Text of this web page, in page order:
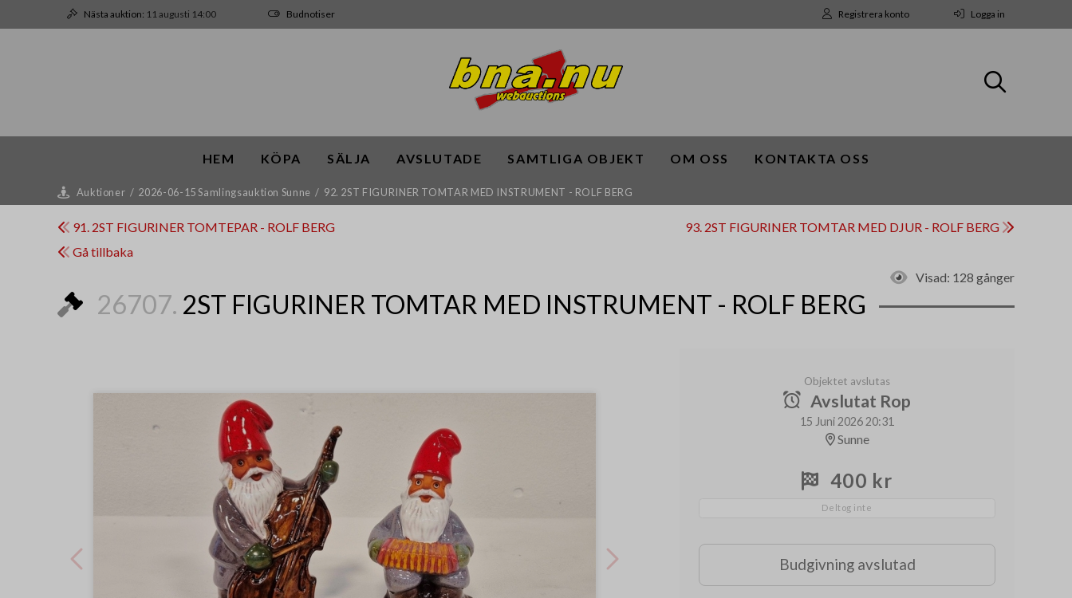
Nästa auktion: 11 augusti 14:00 Budnotiser Registrera konto Logga in
HEM KÖPA SÄLJA AVSLUTADE SAMTLIGA OBJEKT OM OSS KONTAKTA OSS
Auktioner / 2026-06-15 Samlingsauktion Sunne / 92. 2ST FIGURINER TOMTAR MED INSTRUMENT - ROLF BERG
91. 2ST FIGURINER TOMTEPAR - ROLF BERG
93. 2ST FIGURINER TOMTAR MED DJUR - ROLF BERG
Gå tillbaka
Visad: 128 gånger
26707. 2ST FIGURINER TOMTAR MED INSTRUMENT - ROLF BERG
Objektet avslutas
Avslutat Rop
15 Juni 2026 20:31
Sunne
400 kr
Deltog inte
Budgivning avslutad